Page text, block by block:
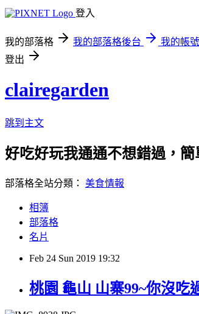
登入
我的部落格 我的部落格後台
我的帳號
登出
clairegarden
跳到主文
好吃好玩我通通不想錯過，
部落格全站分類： 美食情報
相簿
部落格
名片
Feb 24 Sun 2019 19:32
桃園 龜山 山寨99~你沒吃